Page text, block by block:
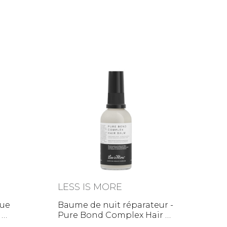
LESS IS MORE
Baume de nuit réparateur -
Pure Bond Complex Hair